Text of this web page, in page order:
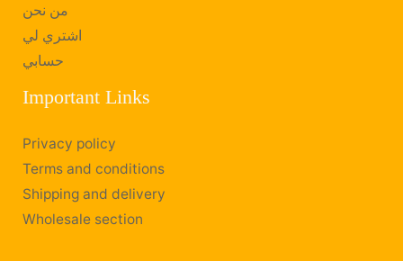
من نحن
اشتري لي
حسابي
Important Links
Privacy policy
Terms and conditions
Shipping and delivery
Wholesale section